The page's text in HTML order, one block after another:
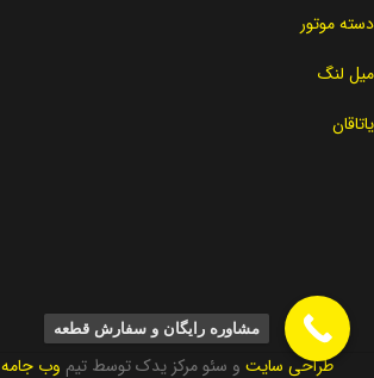
دسته موتور
میل لنگ
یاتاقان
طراحی سایت و سئو مرکز یدک توسط تیم وب جامه
مشاوره رایگان و سفارش قطعه